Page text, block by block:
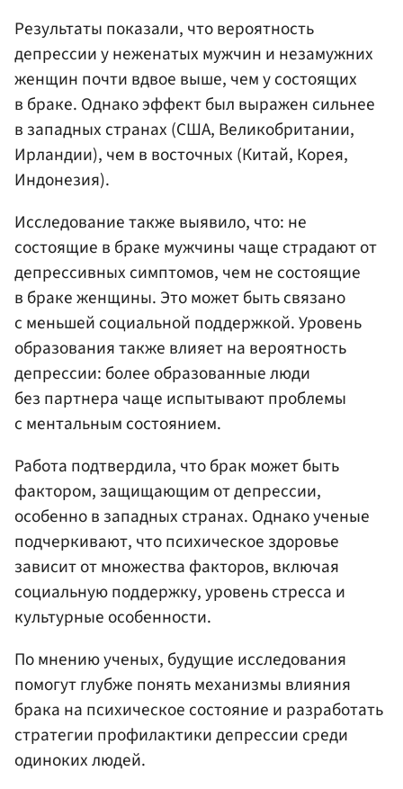
Результаты показали, что вероятность
депрессии у неженатых мужчин и незамужних
женщин почти вдвое выше, чем у состоящих
в браке. Однако эффект был выражен сильнее
в западных странах (США, Великобритании,
Ирландии), чем в восточных (Китай, Корея,
Индонезия).
Исследование также выявило, что: не
состоящие в браке мужчины чаще страдают от
депрессивных симптомов, чем не состоящие
в браке женщины. Это может быть связано
с меньшей социальной поддержкой. Уровень
образования также влияет на вероятность
депрессии: более образованные люди
без партнера чаще испытывают проблемы
с ментальным состоянием.
Работа подтвердила, что брак может быть
фактором, защищающим от депрессии,
особенно в западных странах. Однако ученые
подчеркивают, что психическое здоровье
зависит от множества факторов, включая
социальную поддержку, уровень стресса и
культурные особенности.
По мнению ученых, будущие исследования
помогут глубже понять механизмы влияния
брака на психическое состояние и разработать
стратегии профилактики депрессии среди
одиноких людей.